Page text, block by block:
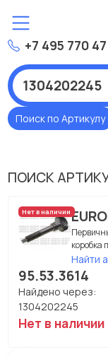
+7 495 770
Поиск по Артикулу
ПОИСК
Нет в наличии
коробка
Найти
95.53.3614
Найдено через:
1304202245
Нет в наличии